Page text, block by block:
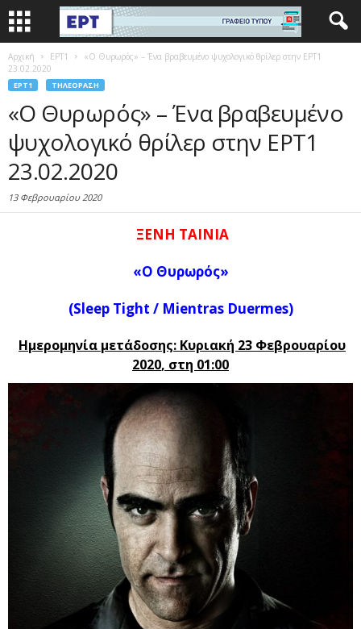
Αρχική EΡΤ1
«Ο Θυρωρός» – Ένα βραβευμένο ψυχολογικό θρίλερ στην ΕΡΤ1
23.02.2020
EΡΤ1 ΤΗΛΕΌΡΑΣΗ
«Ο Θυρωρός» – Ένα βραβευμένο
ψυχολογικό θρίλερ στην ΕΡΤ1
23.02.2020
13 Φεβρουαρίου 2020
ΞΕΝΗ ΤΑΙΝΙΑ
«Ο Θυρωρός»
(Sleep Tight / Mientras Duermes)
Ημερομηνία μετάδοσης: Κυριακή 23 Φεβρουαρίου
2020, στη 01:00